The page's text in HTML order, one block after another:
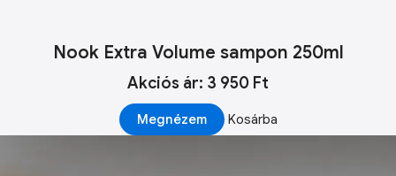
Nook Extra Volume sampon 250ml
Akciós ár: 3 950 Ft
Megnézem Kosárba